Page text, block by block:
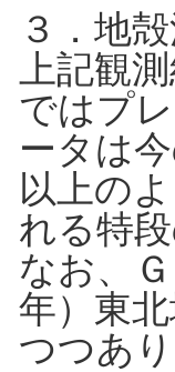
３．地
上記観
ではプ
ータは
以上の
れる特
なお、
年）東
つつあ